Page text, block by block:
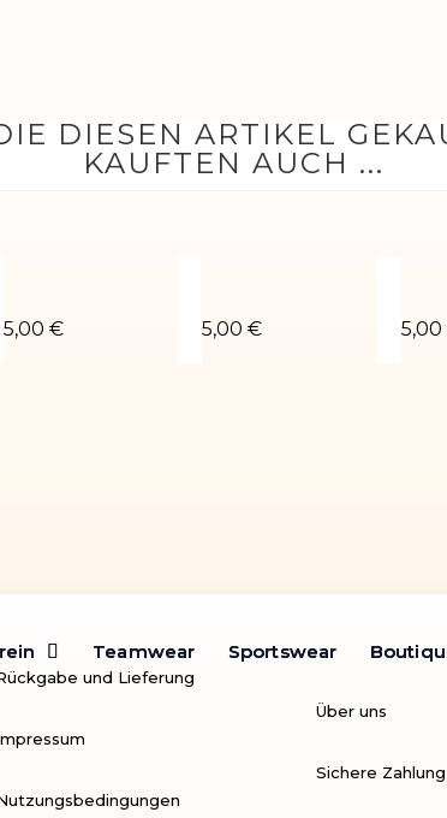
DIESEN ARTIKEL
KAUFTEN AUCH ...
5,00 € 5,00 €
Teamwear Sportswear
Teamwear Sportswear
und Lieferung
Über uns
Sichere Zahlung